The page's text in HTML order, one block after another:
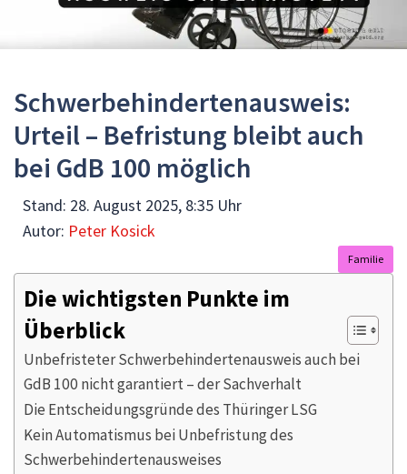
Schwerbehindertenausweis:
Urteil – Befristung bleibt auch
bei GdB 100 möglich
Stand: 28. August 2025, 8:35 Uhr
Autor: Peter Kosick
Familie
Die wichtigsten Punkte im
Überblick
Unbefristeter Schwerbehindertenausweis auch bei
GdB 100 nicht garantiert – der Sachverhalt
Die Entscheidungsgründe des Thüringer LSG
Kein Automatismus bei Unbefristung des
Schwerbehindertenausweises